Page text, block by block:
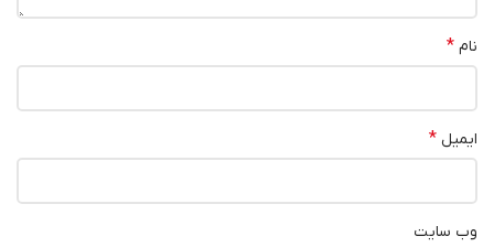
نام *
ایمیل *
وب‌ سایت